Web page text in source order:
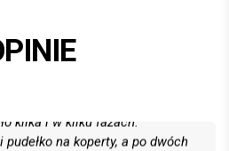
kilka i w kilku fazach.
na koperty, a po dwóch